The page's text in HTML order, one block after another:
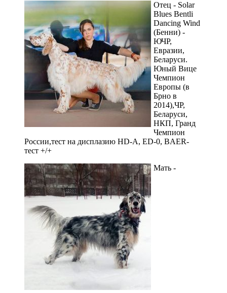
Отец - Solar
Blues Bentli
Dancing Wind
(Бенни) -
ЮЧР,
Евразии,
Беларуси.
Юный Вице
Чемпион
Европы (в
Брно в
2014),ЧР,
Беларуси,
НКП, Гранд
Чемпион
России,тест на дисплазию HD-A, ED-0, BAER-
тест +/+
Мать -